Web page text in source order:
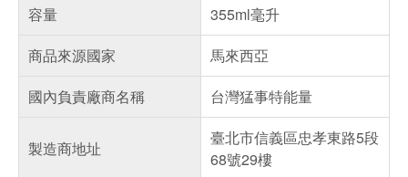
容量
355ml毫升
商品來源國家
馬來西亞
國內負責廠商名稱
台灣猛事特能量
製造商地址
臺北市信義區忠孝東路5段
68號29樓